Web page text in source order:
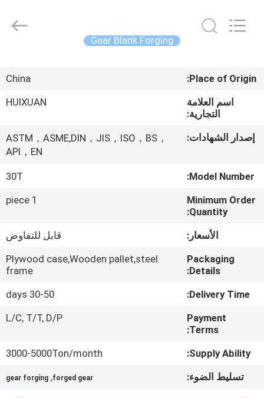
الرئيسية
منتجات
فيديو
معلومات
في
المعمل
مراقبة
الجودة
ENERGY
EQUIPMENT
Gear Blank Forging
Place of Origin:
China
اسم العلامة
التجارية:
HUIXUAN
إصدار الشهادات:
ASTM，ASME,DIN，JIS，ISO，BS，
API，EN
Model Number:
30T
Minimum Order
Quantity:
1 piece
الأسعار:
قابل للتفاوض
Packaging
Details:
Plywood case,Wooden pallet,steel
frame
Delivery Time:
30-50 days
Payment
Terms:
L/C, T/T, D/P
Supply Ability:
3000-5000Ton/month
تسليط الضوء:
forged gear
,
gear forging